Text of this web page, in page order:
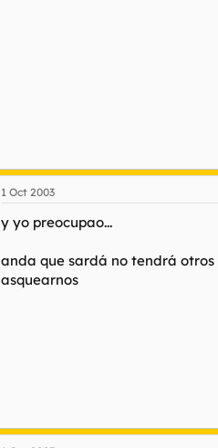
1 Oct 2003
y yo preocupao...
anda que sardá no tendrá
asquearnos